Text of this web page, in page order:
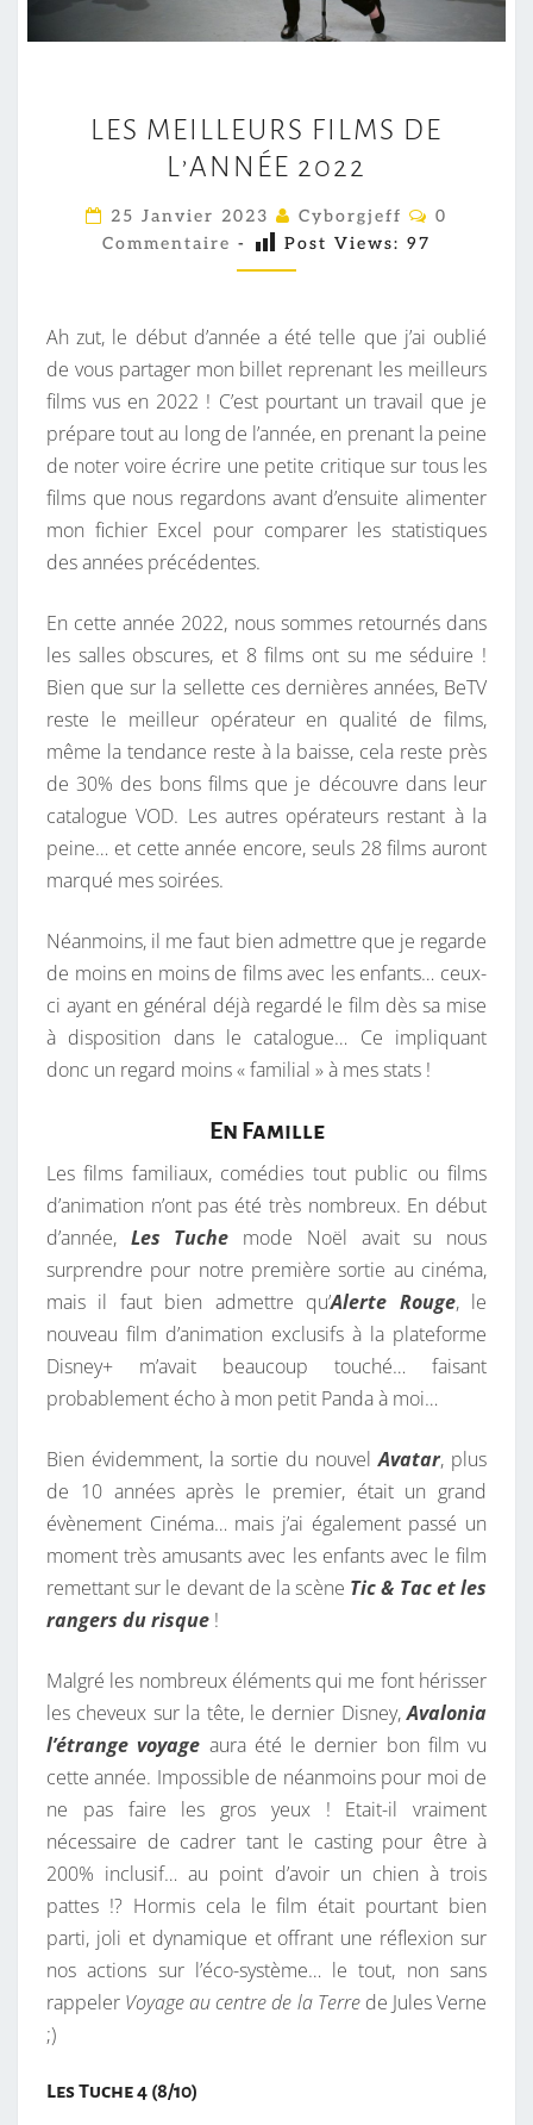
E
S
E
I
L
E
U
R
S
F
I
S
D
E
L
’
A
N
N
2
0
2
2
LES MEILLEURS FILMS DE
L’ANNÉE 2022
25 Janvier 2023 Cyborgjeff
C
A
I
R
E
0
Commentaire - Post Views: 97
Ah zut, le début d’année a été telle que j’ai oublié
de vous partager mon billet reprenant les meilleurs
films vus en 2022 ! C’est pourtant un travail que je
prépare tout au long de l’année, en prenant la peine
de noter voire écrire une petite critique sur tous les
films que nous regardons avant d’ensuite alimenter
mon fichier Excel pour comparer les statistiques
des années précédentes.
En cette année 2022, nous sommes retournés dans
les salles obscures, et 8 films ont su me séduire !
Bien que sur la sellette ces dernières années, BeTV
reste le meilleur opérateur en qualité de films,
même la tendance reste à la baisse, cela reste près
de 30% des bons films que je découvre dans leur
catalogue VOD. Les autres opérateurs restant à la
peine… et cette année encore, seuls 28 films auront
marqué mes soirées.
Néanmoins, il me faut bien admettre que je regarde
de moins en moins de films avec les enfants… ceux-
ci ayant en général déjà regardé le film dès sa mise
à disposition dans le catalogue… Ce impliquant
donc un regard moins « familial » à mes stats !
En Famille
Les films familiaux, comédies tout public ou films
d’animation n’ont pas été très nombreux. En début
d’année, Les Tuche mode Noël avait su nous
surprendre pour notre première sortie au cinéma,
mais il faut bien admettre qu’Alerte Rouge, le
nouveau film d’animation exclusifs à la plateforme
Disney+ m’avait beaucoup touché… faisant
probablement écho à mon petit Panda à moi…
Bien évidemment, la sortie du nouvelAvatar, plus
de 10 années après le premier, était un grand
évènement Cinéma… mais j’ai également passé un
moment très amusants avec les enfants avec le film
remettant sur le devant de la scène Tic & Tac et les
rangers du risque !
Malgré les nombreux éléments qui me font hérisser
les cheveux sur la tête, le dernier Disney,Avalonia
l’étrange voyage aura été le dernier bon film vu
cette année. Impossible de néanmoins pour moi de
ne pas faire les gros yeux ! Etait-il vraiment
nécessaire de cadrer tant le casting pour être à
200% inclusif… au point d’avoir un chien à trois
pattes !? Hormis cela le film était pourtant bien
parti, joli et dynamique et offrant une réflexion sur
nos actions sur l’éco-système… le tout, non sans
rappeler Voyage au centre de la Terrede Jules Verne
;)
Les Tuche 4 (8/10)